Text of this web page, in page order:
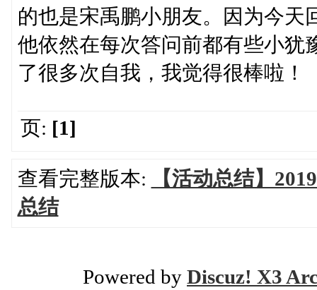
的也是宋禹鹏小朋友。因为今天
他依然在每次答问前都有些小犹
了很多次自我，我觉得很棒啦！
页: [1]
查看完整版本:
【活动总结】
总结
Powered by Discuz! X3